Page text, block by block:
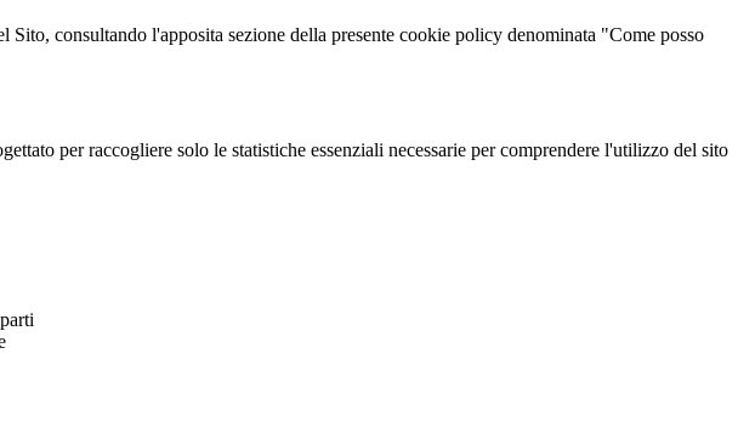
consultando l'apposita sezione della presente cookie policy denominata "Come posso
per raccogliere solo le statistiche essenziali necessarie per comprendere l'utilizzo del sito